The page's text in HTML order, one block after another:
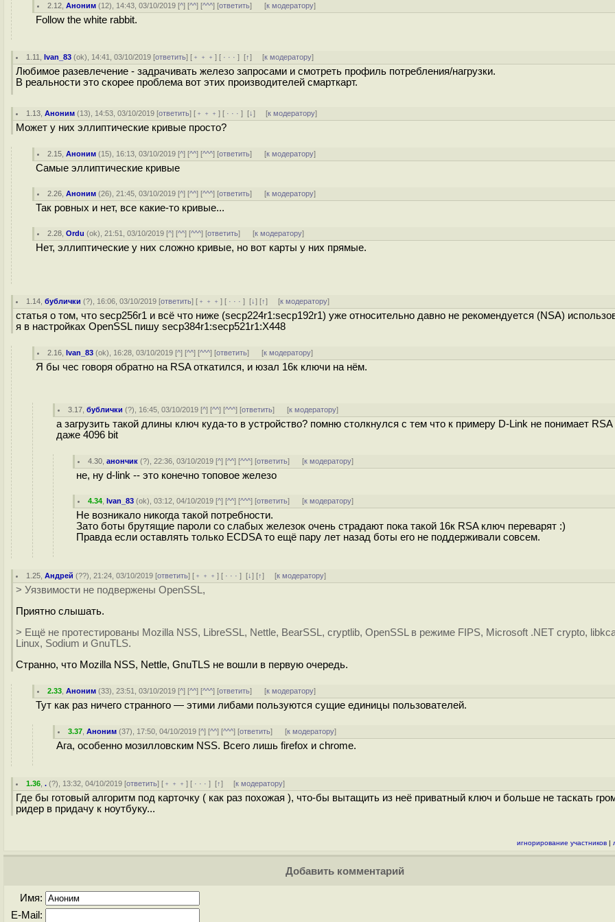
2.12 ,Аноним (12), 14:43, 03/10/2019 [^] [^^] [^^^] [ответить] [к модератору]
Follow the white rabbit.
1.11 ,Ivan_83 (ok), 14:41, 03/10/2019 [ответить] [ ﹢﹢﹢] [ · · ·][↑] [к модератору]
Любимое разевлечение - задрачивать железо запросами и смотреть профиль потребления/нагрузки.
В реальности это скорее проблема вот этих производителей смарткарт.
1.13 ,Аноним (13), 14:53, 03/10/2019 [ответить] [ ﹢﹢﹢] [ · · ·][↓] [к модератору]
Может у них эллиптические кривые просто?
2.15 ,Аноним (15), 16:13, 03/10/2019 [^] [^^] [^^^] [ответить] [к модератору]
Самые эллиптические кривые
2.26 ,Аноним (26), 21:45, 03/10/2019 [^] [^^] [^^^] [ответить] [к модератору]
Так ровных и нет, все какие-то кривые...
2.28 ,Ordu (ok), 21:51, 03/10/2019 [^] [^^] [^^^] [ответить] [к модератору]
Нет, эллиптические у них сложно кривые, но вот карты у них прямые.
1.14 ,бублички (?), 16:06, 03/10/2019 [ответить] [ ﹢﹢﹢] [ · · ·][↓] [↑] [к модератору]
статья о том, что secp256r1 и всё что ниже (secp224r1:secp192r1) уже относительно давно не рекомендуется (NSA)
я в настройках OpenSSL пишу secp384r1:secp521r1:X448
2.16 ,Ivan_83 (ok), 16:28, 03/10/2019 [^] [^^] [^^^] [ответить] [к модератору]
Я бы чес говоря обратно на RSA откатился, и юзал 16к ключи на нём.
3.17 ,бублички (?), 16:45, 03/10/2019 [^] [^^] [^^^] [ответить] [к модератору]
а загрузить такой длины ключ куда-то в устройство? помню столкнулся с тем что к примеру D-Link не понимает
даже 4096 bit
4.30 ,анончик (?), 22:36, 03/10/2019 [^] [^^] [^^^] [ответить] [к модератору]
не, ну d-link -- это конечно топовое железо
4.34 ,Ivan_83 (ok), 03:12, 04/10/2019 [^] [^^] [^^^] [ответить] [к модератору]
Не возникало никогда такой потребности.
Зато боты брутящие пароли со слабых железок очень страдают пока такой 16к RSA ключ переварят :)
Правда если оставлять только ECDSA то ещё пару лет назад боты его не поддерживали совсем.
1.25 ,Андрей (??), 21:24, 03/10/2019 [ответить] [ ﹢﹢﹢] [ · · ·][↓] [↑] [к модератору]
> Уязвимости не подвержены OpenSSL,
Приятно слышать.
> Ещё не протестированы Mozilla NSS, LibreSSL, Nettle, BearSSL, cryptlib, OpenSSL в режиме FIPS, Microsoft .NET crypto,
Linux, Sodium и GnuTLS.
Странно, что Mozilla NSS, Nettle, GnuTLS не вошли в первую очередь.
2.33 ,Аноним (33), 23:51, 03/10/2019 [^] [^^] [^^^] [ответить] [к модератору]
Тут как раз ничего странного — этими либами пользуются сущие единицы пользователей.
3.37 ,Аноним (37), 17:50, 04/10/2019 [^] [^^] [^^^] [ответить] [к модератору]
Ага, особенно мозилловским NSS. Всего лишь firefox и chrome.
1.36 ,. (?), 13:32, 04/10/2019 [ответить] [ ﹢﹢﹢] [ · · ·][↑] [к модератору]
Где бы готовый алгоритм под карточку ( как раз похожая ), что-бы вытащить из неё приватный ключ и больше не таскать
ридер в придачу к ноутбуку...
игнорирование участников |
Добавить комментарий
Имя:
E-Mail: